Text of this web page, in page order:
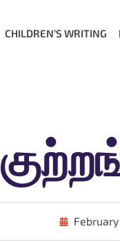
CHILDREN’S WRITING